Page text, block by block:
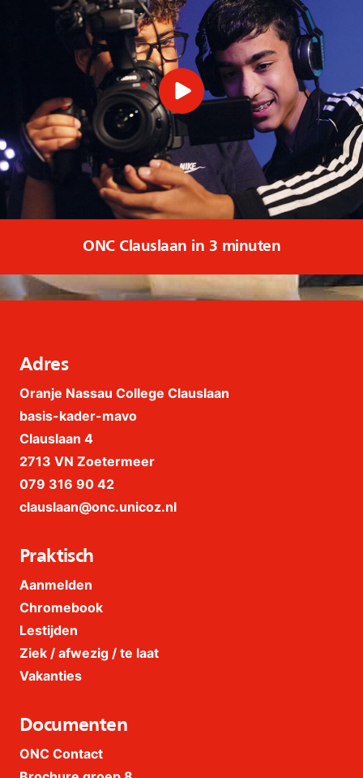
ONC Clauslaan in 3 minuten
Adres
Oranje Nassau College Clauslaan
basis-kader-mavo
Clauslaan 4
2713 VN Zoetermeer
079 316 90 42
clauslaan@onc.unicoz.nl
Praktisch
Aanmelden
Chromebook
Lestijden
Ziek / afwezig / te laat
Vakanties
Documenten
ONC Contact